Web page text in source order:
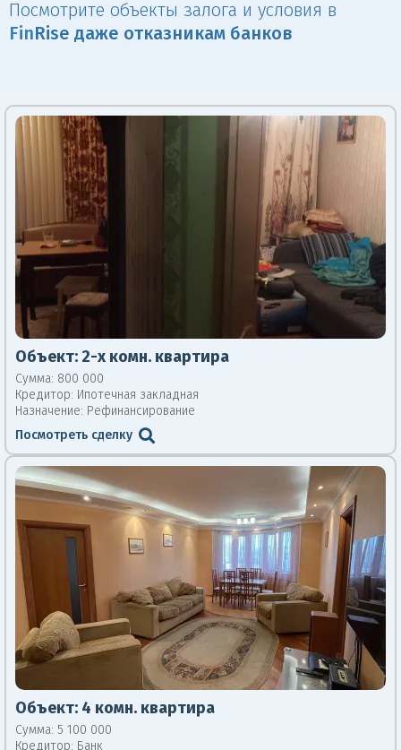
Посмотрите объекты залога и условия в
Fin Rise даже отказникам банков
Объект: 2-х комн. квартира
Сумма: 800 000
Кредитор: Ипотечная закладная
Назначение: Рефинансирование
Посмотреть сделку
Объект: 4 комн. квартира
Сумма: 5 100 000
Кредитор: Банк